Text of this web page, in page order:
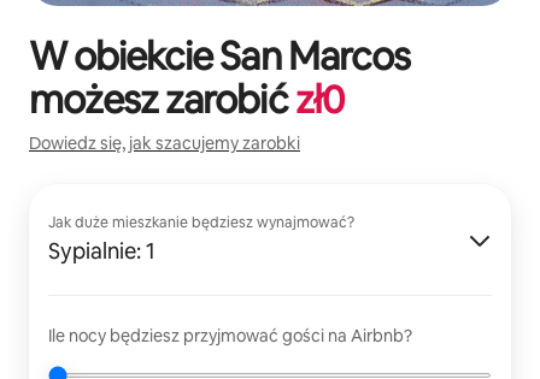
W obiekcieSan Marcos
możesz zarobićzł0
Dowiedz się, jak szacujemy zarobki
Jak duże mieszkanie będziesz wynajmować?
Sypialnie: 1
Ile nocy będziesz przyjmować gości na Airbnb?